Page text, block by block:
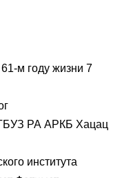
м году жизни 7
ГБУЗ РА АРКБ Хацац
института